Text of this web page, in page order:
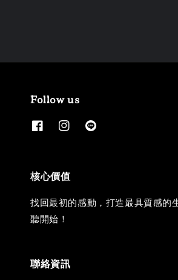
Follow us
核心價值
找回最初的感動，打造最具質感的
聽開始！
聯絡資訊